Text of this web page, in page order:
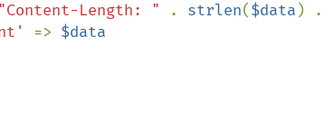
"Content-Length: " . strlen($data ) .
=> $data